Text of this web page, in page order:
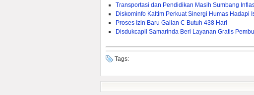
Transportasi dan Pendidikan Masih Sumbang
Diskominfo Kaltim Perkuat Sinergi Humas Hadapi
Proses Izin Baru Galian C Butuh 438 Hari
Disdukcapil Samarinda Beri Layanan Gratis
Tags: